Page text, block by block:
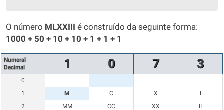
O número MLXXIII é construído da seguinte forma:
1000 + 50 + 10 + 10 + 1 + 1 + 1
Numeral
Decimal
1 0 7 3
0
1
M C X
I
2
MM CC XX
II